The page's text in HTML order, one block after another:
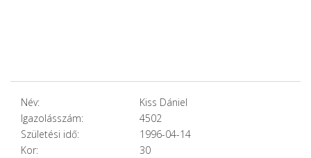
Név:
Kiss Dániel
Igazolásszám:
4502
Születési idő:
1996-04-14
Kor:
30